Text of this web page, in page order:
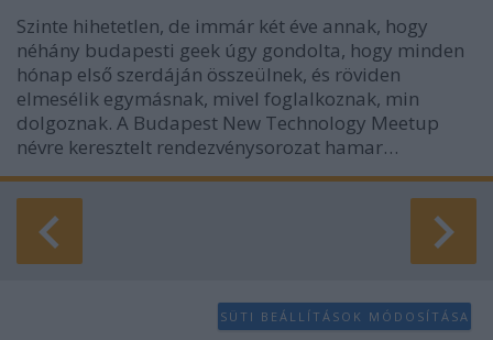
Szinte hihetetlen, de immár két éve annak, hogy
néhány budapesti geek úgy gondolta, hogy minden
hónap első szerdáján összeülnek, és röviden
elmesélik egymásnak, mivel foglalkoznak, min
dolgoznak. A Budapest New Technology Meetup
névre keresztelt rendezvénysorozat hamar…
SÜTI BEÁLLÍTÁSOK MÓDOSÍTÁSA